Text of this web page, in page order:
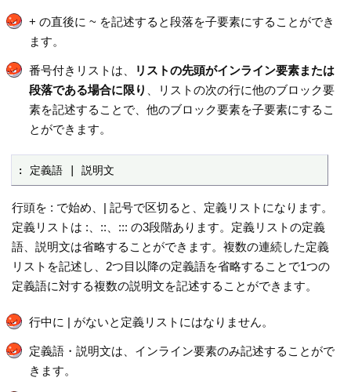
+ の直後に ~ を記述すると段落を子要素にすることができ
ます。
番号付きリストは、
リストの先頭がインライン要素または
段落である場合に限り
、リストの次の行に他のブロック要
素を記述することで、他のブロック要素を子要素にするこ
とができます。
: 定義語 | 説明文
行頭を : で始め、| 記号で区切ると、定義リストになります。
定義リストは :、::、::: の3段階あります。定義リストの定義
語、説明文は省略することができます。複数の連続した定義
リストを記述し、2つ目以降の定義語を省略することで1つの
定義語に対する複数の説明文を記述することができます。
行中に | がないと定義リストにはなりません。
定義語・説明文は、インライン要素のみ記述することがで
きます。